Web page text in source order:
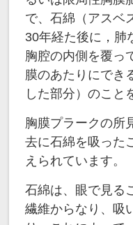
で、石綿（アスベ
30年経た後に，肺
胸腔の内側を覆っ
膜のあたりにでき
した部分）のこと
胸膜プラークの所
去に石綿を吸った
えられています。
石綿は、眼で見る
繊維からなり、吸